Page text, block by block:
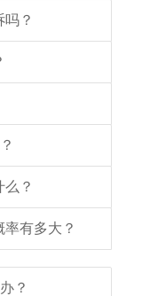
？
？
有多大？
？